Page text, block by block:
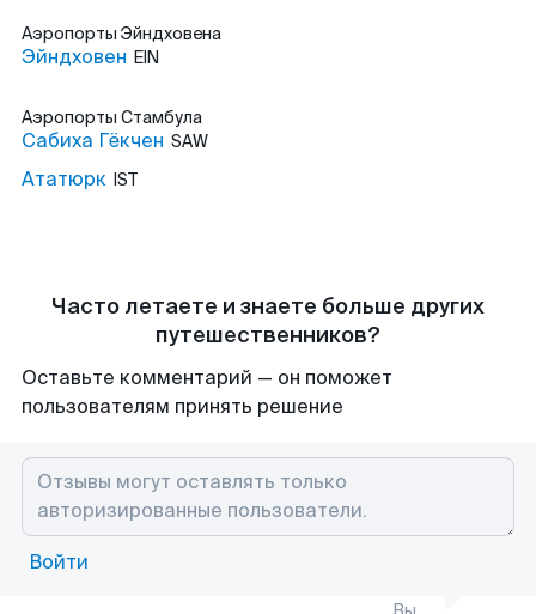
Аэропорты Эйндховена
Эйндховен EIN
Аэропорты Стамбула
Сабиха Гёкчен SAW
Ататюрк IST
Часто летаете и знаете больше других
путешественников?
Оставьте комментарий — он поможет
пользователям принять решение
Войти